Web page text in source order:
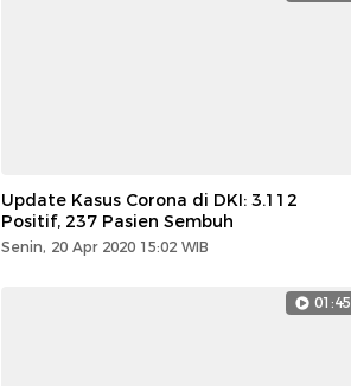
Update Kasus Corona di DKI: 3.112
Positif, 237 Pasien Sembuh
Senin, 20 Apr 2020 15:02 WIB
01:45